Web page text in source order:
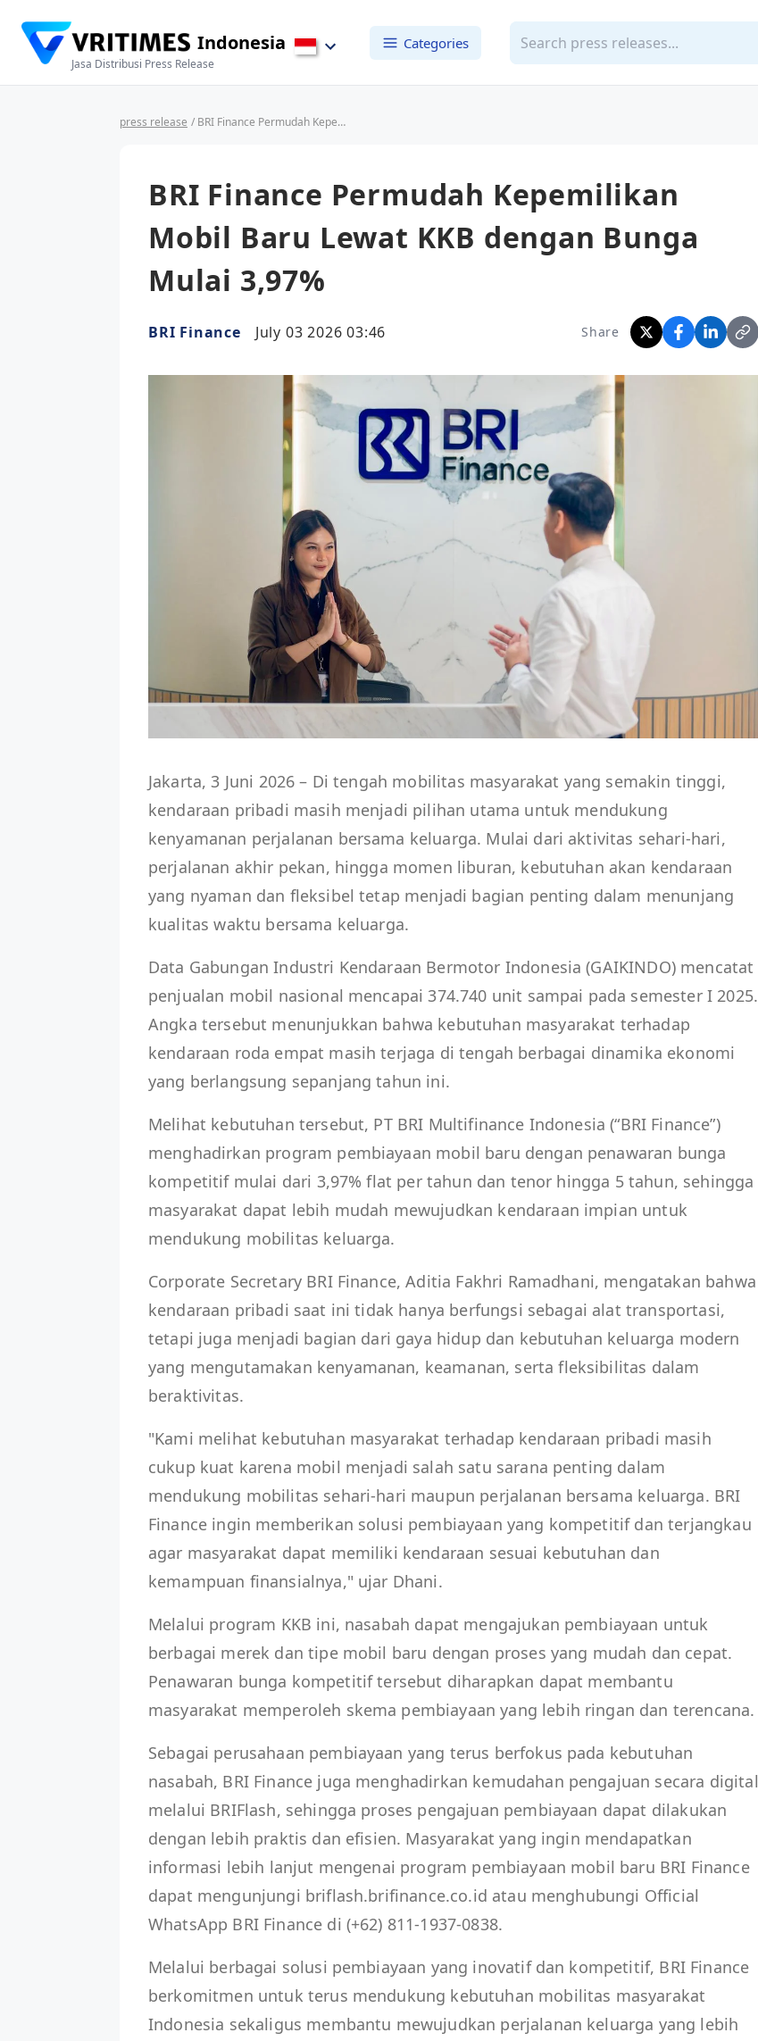
Indonesia
Jasa Distribusi Press Release
Categories
press release / BRI Finance Permudah Kepemilikan Mobil Baru Lewat KKB dengan Bunga Mulai 3,97%
BRI Finance Permudah Kepemilikan
Mobil Baru Lewat KKB dengan Bunga
Mulai 3,97%
BRI Finance July 03 2026 03:46 Share
Jakarta, 3 Juni 2026 – Di tengah mobilitas masyarakat yang semakin tinggi,
kendaraan pribadi masih menjadi pilihan utama untuk mendukung
kenyamanan perjalanan bersama keluarga. Mulai dari aktivitas sehari-hari,
perjalanan akhir pekan, hingga momen liburan, kebutuhan akan kendaraan
yang nyaman dan fleksibel tetap menjadi bagian penting dalam menunjang
kualitas waktu bersama keluarga.
Data Gabungan Industri Kendaraan Bermotor Indonesia (GAIKINDO) mencatat
penjualan mobil nasional mencapai 374.740 unit sampai pada semester I 2025.
Angka tersebut menunjukkan bahwa kebutuhan masyarakat terhadap
kendaraan roda empat masih terjaga di tengah berbagai dinamika ekonomi
yang berlangsung sepanjang tahun ini.
Melihat kebutuhan tersebut, PT BRI Multifinance Indonesia (“BRI Finance”)
menghadirkan program pembiayaan mobil baru dengan penawaran bunga
kompetitif mulai dari 3,97% flat per tahun dan tenor hingga 5 tahun, sehingga
masyarakat dapat lebih mudah mewujudkan kendaraan impian untuk
mendukung mobilitas keluarga.
Corporate Secretary BRI Finance, Aditia Fakhri Ramadhani, mengatakan bahwa
kendaraan pribadi saat ini tidak hanya berfungsi sebagai alat transportasi,
tetapi juga menjadi bagian dari gaya hidup dan kebutuhan keluarga modern
yang mengutamakan kenyamanan, keamanan, serta fleksibilitas dalam
beraktivitas.
"Kami melihat kebutuhan masyarakat terhadap kendaraan pribadi masih
cukup kuat karena mobil menjadi salah satu sarana penting dalam
mendukung mobilitas sehari-hari maupun perjalanan bersama keluarga. BRI
Finance ingin memberikan solusi pembiayaan yang kompetitif dan terjangkau
agar masyarakat dapat memiliki kendaraan sesuai kebutuhan dan
kemampuan finansialnya," ujar Dhani.
Melalui program KKB ini, nasabah dapat mengajukan pembiayaan untuk
berbagai merek dan tipe mobil baru dengan proses yang mudah dan cepat.
Penawaran bunga kompetitif tersebut diharapkan dapat membantu
masyarakat memperoleh skema pembiayaan yang lebih ringan dan terencana.
Sebagai perusahaan pembiayaan yang terus berfokus pada kebutuhan
nasabah, BRI Finance juga menghadirkan kemudahan pengajuan secara digital
melalui BRIFlash, sehingga proses pengajuan pembiayaan dapat dilakukan
dengan lebih praktis dan efisien. Masyarakat yang ingin mendapatkan
informasi lebih lanjut mengenai program pembiayaan mobil baru BRI Finance
dapat mengunjungi briflash.brifinance.co.id atau menghubungi Official
WhatsApp BRI Finance di (+62) 811-1937-0838.
Melalui berbagai solusi pembiayaan yang inovatif dan kompetitif, BRI Finance
berkomitmen untuk terus mendukung kebutuhan mobilitas masyarakat
Indonesia sekaligus membantu mewujudkan perjalanan keluarga yang lebih